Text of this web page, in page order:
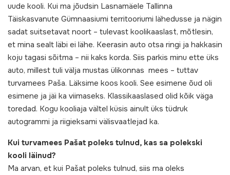
uude kooli. Kui ma jõudsin Lasnamäele Tallinna
Täiskasvanute Gümnaasiumi territooriumi lähedusse ja nägin
sadat suitsetavat noort – tulevast koolikaaslast, mõtlesin,
et mina sealt läbi ei lähe. Keerasin auto otsa ringi ja hakkasin
koju tagasi sõitma – nii kaks korda. Siis parkis minu ette üks
auto, millest tuli välja mustas ülikonnas mees – tuttav
turvamees Paša. Läksime koos kooli. See esimene õud oli
esimene ja jäi ka viimaseks. Klassikaaslased olid kõik väga
toredad. Kogu kooliaja vältel küsis ainult üks tüdruk
autogrammi ja riigieksami välisvaatlejad ka.
Kui turvamees Pašat poleks tulnud, kas sa polekski
kooli läinud?
Ma arvan, et kui Pašat poleks tulnud, siis ma oleks